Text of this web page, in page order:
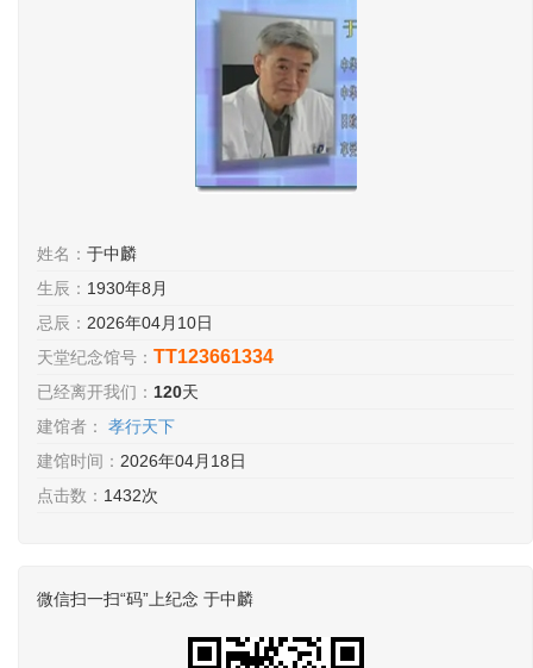
姓名： 于中麟
生辰： 1930年8月
忌辰： 2026年04月10日
天堂纪念馆号： TT123661334
已经离开我们： 120天
建馆者：
孝行天下
建馆时间： 2026年04月18日
点击数： 1432次
微信扫一扫“码”上纪念 于中麟